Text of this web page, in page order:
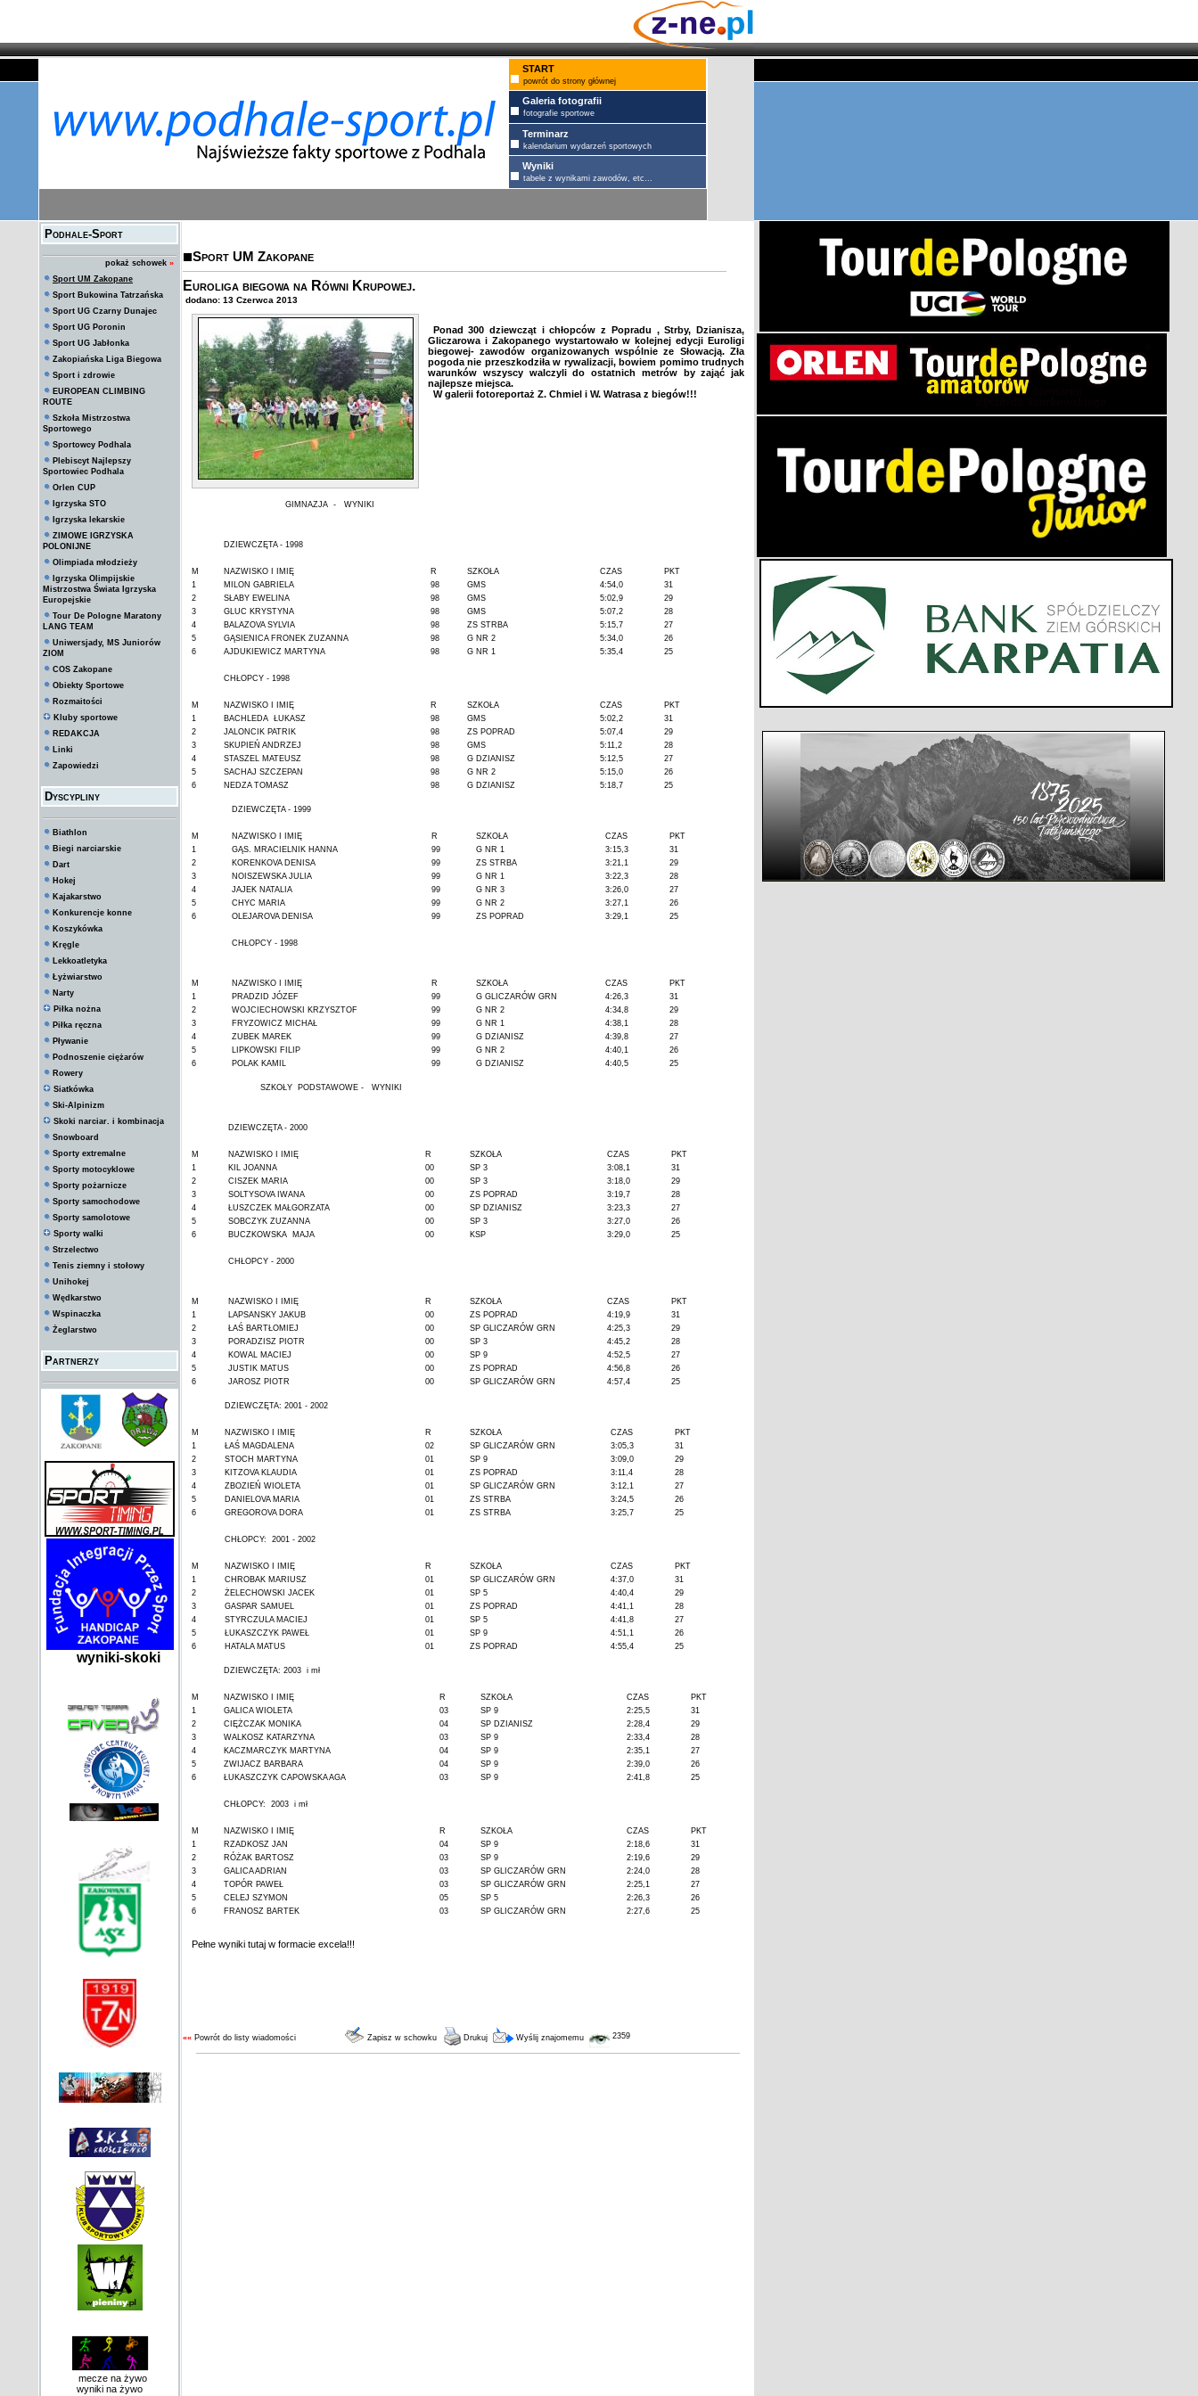
START
powrót do strony głównej
Galeria fotografii
fotografie sportowe
Terminarz
kalendarium wydarzeń sportowych
Wyniki
tabele z wynikami zawodów, etc...
Podhale-Sport
pokaż schowek »
Sport UM Zakopane
Sport Bukowina Tatrzańska
Sport UG Czarny Dunajec
Sport UG Poronin
Sport UG Jabłonka
Zakopiańska Liga Biegowa
Sport i zdrowie
EUROPEAN CLIMBING
ROUTE
Szkoła Mistrzostwa
Sportowego
Sportowcy Podhala
Plebiscyt Najlepszy
Sportowiec Podhala
Orlen CUP
Igrzyska STO
Igrzyska lekarskie
ZIMOWE IGRZYSKA
POLONIJNE
Olimpiada młodzieży
Igrzyska Olimpijskie
Mistrzostwa Świata Igrzyska
Europejskie
Tour De Pologne Maratony
LANG TEAM
Uniwersjady, MS Juniorów
ZIOM
COS Zakopane
Obiekty Sportowe
Rozmaitości
Kluby sportowe
REDAKCJA
Linki
Zapowiedzi
Dyscypliny
Biathlon
Biegi narciarskie
Dart
Hokej
Kajakarstwo
Konkurencje konne
Koszykówka
Kręgle
Lekkoatletyka
Łyżwiarstwo
Narty
Piłka nożna
Piłka ręczna
Pływanie
Podnoszenie ciężarów
Rowery
Siatkówka
Ski-Alpinizm
Skoki narciar. i kombinacja
Snowboard
Sporty extremalne
Sporty motocyklowe
Sporty pożarnicze
Sporty samochodowe
Sporty samolotowe
Sporty walki
Strzelectwo
Tenis ziemny i stołowy
Unihokej
Wędkarstwo
Wspinaczka
Żeglarstwo
Partnerzy
wyniki-skoki
mecze na żywo
wyniki na żywo
Sport UM Zakopane
Euroliga biegowa na Równi Krupowej.
dodano: 13 Czerwca 2013
Ponad 300 dziewcząt i chłopców z Popradu , Strby, Dzianisza,
Gliczarowa i Zakopanego wystartowało w kolejnej edycji Euroligi
biegowej- zawodów organizowanych wspólnie ze Słowacją. Zła
pogoda nie przeszkodziła w rywalizacji, bowiem pomimo trudnych
warunków wszyscy walczyli do ostatnich metrów by zająć jak
najlepsze miejsca.
W galerii fotoreportaż Z. Chmiel i W. Watrasa z biegów!!!
GIMNAZJA - WYNIKI
DZIEWCZĘTA - 1998
M NAZWISKO I IMIĘ R SZKOŁA CZAS
PKT
1
MILON GABRIELA 98 GMS 4:54,0
31
2
SŁABY EWELINA 98 GMS 5:02,9
29
3
GLUC KRYSTYNA 98 GMS 5:07,2
28
4
BALAZOVA SYLVIA 98 ZS STRBA 5:15,7
27
5
GĄSIENICA FRONEK ZUZANNA 98 G NR 2 5:34,0
26
6
AJDUKIEWICZ MARTYNA 98 G NR 1 5:35,4 25
CHŁOPCY - 1998
M NAZWISKO I IMIĘ R SZKOŁA CZAS
PKT
1
BACHLEDA ŁUKASZ 98 GMS 5:02,2
31
2
JALONCIK PATRIK 98 ZS POPRAD 5:07,4
29
3
SKUPIEŃ ANDRZEJ 98 GMS 5:11,2
28
4
STASZEL MATEUSZ 98 G DZIANISZ 5:12,5
27
5
SACHAJ SZCZEPAN 98 G NR 2 5:15,0
26
6
NEDZA TOMASZ 98 G DZIANISZ 5:18,7 25
DZIEWCZĘTA - 1999
M NAZWISKO I IMIĘ R SZKOŁA CZAS
PKT
1
GĄS. MRACIELNIK HANNA 99 G NR 1 3:15,3
31
2
KORENKOVA DENISA 99 ZS STRBA 3:21,1
29
3
NOISZEWSKA JULIA 99 G NR 1 3:22,3
28
4
JAJEK NATALIA 99 G NR 3 3:26,0
27
5
CHYC MARIA 99 G NR 2 3:27,1
26
6
OLEJAROVA DENISA 99 ZS POPRAD 3:29,1 25
CHŁOPCY - 1998
M NAZWISKO I IMIĘ R SZKOŁA CZAS
PKT
1
PRADZID JÓZEF 99 G GLICZARÓW GRN 4:26,3
31
2
WOJCIECHOWSKI KRZYSZTOF 99 G NR 2 4:34,8
29
3
FRYZOWICZ MICHAŁ 99 G NR 1 4:38,1
28
4
ZUBEK MAREK 99 G DZIANISZ 4:39,8
27
5
LIPKOWSKI FILIP 99 G NR 2 4:40,1
26
6
POLAK KAMIL 99 G DZIANISZ 4:40,5 25
SZKOŁY PODSTAWOWE - WYNIKI
DZIEWCZĘTA - 2000
M NAZWISKO I IMIĘ R SZKOŁA CZAS
PKT
1
KIL JOANNA 00 SP 3 3:08,1
31
2
CISZEK MARIA 00 SP 3 3:18,0
29
3
SOLTYSOVA IWANA 00 ZS POPRAD 3:19,7
28
4
ŁUSZCZEK MAŁGORZATA 00 SP DZIANISZ 3:23,3
27
5
SOBCZYK ZUZANNA 00 SP 3 3:27,0
26
6
BUCZKOWSKA MAJA 00 KSP 3:29,0 25
CHŁOPCY - 2000
M NAZWISKO I IMIĘ R SZKOŁA CZAS
PKT
1
LAPSANSKY JAKUB 00 ZS POPRAD 4:19,9
31
2
ŁAŚ BARTŁOMIEJ 00 SP GLICZARÓW GRN 4:25,3
29
3
PORADZISZ PIOTR 00 SP 3 4:45,2
28
4
KOWAL MACIEJ 00 SP 9 4:52,5
27
5
JUSTIK MATUS 00 ZS POPRAD 4:56,8
26
6
JAROSZ PIOTR 00 SP GLICZARÓW GRN 4:57,4 25
DZIEWCZĘTA: 2001 - 2002
M NAZWISKO I IMIĘ R SZKOŁA CZAS
PKT
1
ŁAŚ MAGDALENA 02 SP GLICZARÓW GRN 3:05,3
31
2
STOCH MARTYNA 01 SP 9 3:09,0
29
3
KITZOVA KLAUDIA 01 ZS POPRAD 3:11,4
28
4
ZBOZIEŃ WIOLETA 01 SP GLICZARÓW GRN 3:12,1
27
5
DANIELOVA MARIA 01 ZS STRBA 3:24,5
26
6
GREGOROVA DORA 01 ZS STRBA 3:25,7 25
CHŁOPCY: 2001 - 2002
M NAZWISKO I IMIĘ R SZKOŁA CZAS
PKT
1
CHROBAK MARIUSZ 01 SP GLICZARÓW GRN 4:37,0
31
2
ŻELECHOWSKI JACEK 01 SP 5 4:40,4
29
3
GASPAR SAMUEL 01 ZS POPRAD 4:41,1
28
4
STYRCZULA MACIEJ 01 SP 5 4:41,8
27
5
ŁUKASZCZYK PAWEŁ 01 SP 9 4:51,1
26
6
HATALA MATUS 01 ZS POPRAD 4:55,4 25
DZIEWCZĘTA: 2003 i mł
M NAZWISKO I IMIĘ R SZKOŁA CZAS
PKT
1
GALICA WIOLETA 03 SP 9 2:25,5
31
2
CIĘŻCZAK MONIKA 04 SP DZIANISZ 2:28,4
29
3
WALKOSZ KATARZYNA 03 SP 9 2:33,4
28
4
KACZMARCZYK MARTYNA 04 SP 9 2:35,1
27
5
ZWIJACZ BARBARA 04 SP 9 2:39,0
26
6
ŁUKASZCZYK CAPOWSKA AGA 03 SP 9 2:41,8 25
CHŁOPCY: 2003 i mł
M NAZWISKO I IMIĘ R SZKOŁA CZAS
PKT
1
RZADKOSZ JAN 04 SP 9 2:18,6
31
2
RÓŻAK BARTOSZ 03 SP 9 2:19,6
29
3
GALICA ADRIAN 03 SP GLICZARÓW GRN 2:24,0
28
4
TOPÓR PAWEŁ 03 SP GLICZARÓW GRN 2:25,1
27
5
CELEJ SZYMON 05 SP 5 2:26,3
26
6
FRANOSZ BARTEK 03 SP GLICZARÓW GRN 2:27,6 25
Pełne wyniki tutaj w formacie excela!!!
«« Powrót do listy wiadomości Zapisz w schowku Drukuj Wyślij znajomemu 2359